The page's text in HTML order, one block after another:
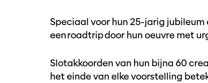
Speciaal voor hun 25-jarig jubileum
een roadtrip door hun oeuvre met
Slotakkoorden van hun bijna 60
het einde van elke voorstelling